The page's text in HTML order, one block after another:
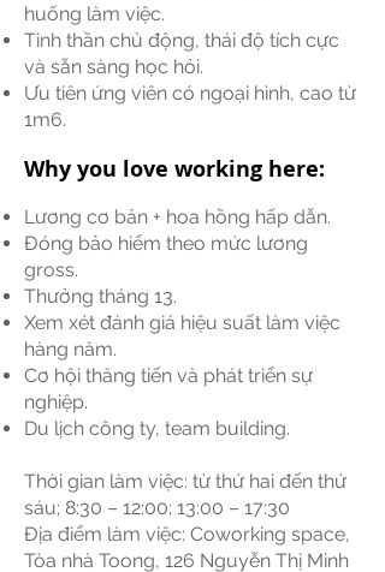
huống làm việc.
Tinh thần chủ động, thái độ tích cực
và sẵn sàng học hỏi.
Ưu tiên ứng viên có ngoại hình, cao từ
1m6.
Why you love working here:
Lương cơ bản + hoa hồng hấp dẫn.
Đóng bảo hiểm theo mức lương
gross.
Thưởng tháng 13.
Xem xét đánh giá hiệu suất làm việc
hàng năm.
Cơ hội thăng tiến và phát triển sự
nghiệp.
Du lịch công ty, team building.
Thời gian làm việc: từ thứ hai đến thứ
sáu; 8:30 – 12:00; 13:00 – 17:30
Địa điểm làm việc: Coworking space,
Tòa nhà Toong, 126 Nguyễn Thị Minh